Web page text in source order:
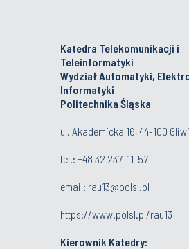
Katedra Telekomunikacji i
Teleinformatyki
Wydział Automatyki,
Informatyki
Politechnika Śląska
ul. Akademicka 16, 44-100
tel.: +48 32 237-11-57
email: rau13@polsl.pl
https://www.polsl.pl/rau13
Kierownik Katedry: